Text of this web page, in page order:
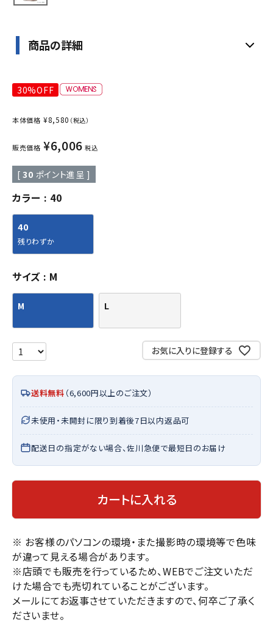
商品の詳細
30%OFF
本体価格 ¥8,580 （税込）
販売価格 ¥6,006 税込
[ 30 ポイント進呈 ]
カラー 40
40
残りわずか
サイズ M
M L
お気に入りに登録する
送料無料 （6,600円以上のご注文）
未使用・未開封に限り到着後7日以内返品可
配送日の指定がない場合、佐川急便で最短日のお届け
カートに入れる
※ お客様のパソコンの環境・また撮影時の環境等で色味
が違って見える場合があります。
※店頭でも販売を行っているため、WEBでご注文いただ
けた場合でも売切れていることがございます。
メールにてお返事させていただきますので、何卒ご了承く
ださいませ。